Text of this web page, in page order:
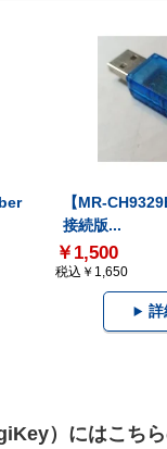
【MR-
接続版...
￥1,500
税込￥1,650
詳
）にはこちら